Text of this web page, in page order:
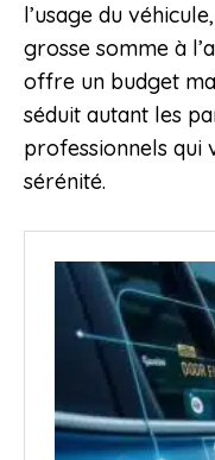
l’usage du
grosse somme à
offre un budget
séduit autant les
professionnels qui
sérénité.